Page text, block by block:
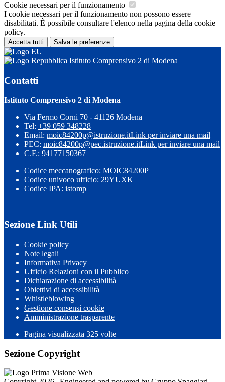
Cookie necessari per il funzionamento
I cookie necessari per il funzionamento non possono essere
disabilitati. È possibile consultare l'elenco nella pagina della cookie
policy.
Accetta tutti Salva le preferenze
Istituto Comprensivo 2 di Modena
Contatti
Istituto Comprensivo 2 di Modena
Via Fermo Corni 70 - 41126 Modena
Tel: +39 059 348228
Email: moic84200p@istruzione.itLink per inviare una mail
PEC: moic84200p@pec.istruzione.itLink per inviare una mail
C.F.: 94177150367
Codice meccanografico: MOIC84200P
Codice univoco ufficio: 29YUXK
Codice IPA: istomp
Sezione Link Utili
Cookie policy
Note legali
Informativa Privacy
Ufficio Relazioni con il Pubblico
Dichiarazione di accessibilità
Obiettivi di accessibilità
Whistleblowing
Gestione consensi cookie
Amministrazione trasparente
Pagina visualizzata 325 volte
Sezione Copyright